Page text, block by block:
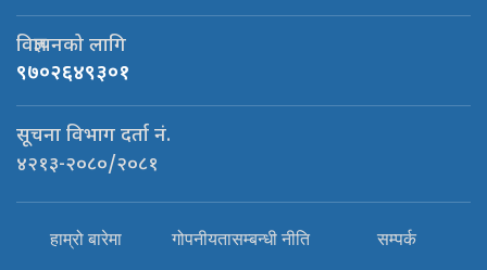
विज्ञापनको लागि
९७०२६४९३०१
सूचना विभाग दर्ता नं.
४२१३-२०८०/२०८१
हाम्रो बारेमा गोपनीयतासम्बन्धी नीति सम्पर्क